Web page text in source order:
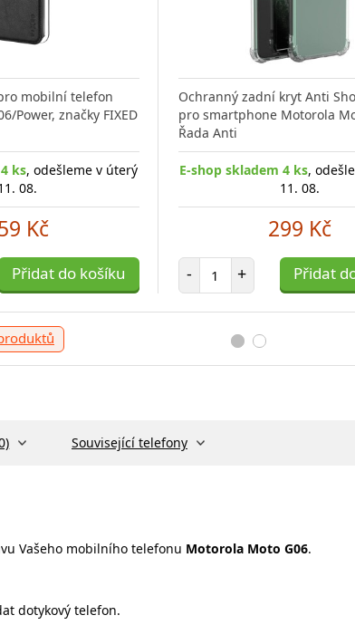
mobilní telefon
Power, značky FIXED
ks, odešleme v úterý
08.
Kč
Přidat do košíku
Ochranný zadní kryt Anti
pro smartphone Motorola
Řada Anti
E-shop skladem 4 ks,
11. 08.
299 Kč
- Počet položek
+ Přidat
Související telefony
Vašeho mobilního telefonu Motorola Moto G06.
dotykový telefon.